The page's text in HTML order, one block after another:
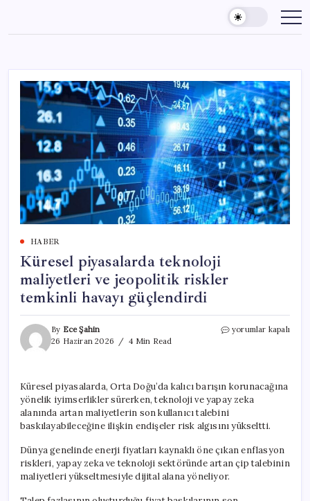
content
HABER
Küresel piyasalarda teknoloji
maliyetleri ve jeopolitik riskler
temkinli havayı güçlendirdi
By Ece Şahin
26 Haziran 2026
4 Min Read
Küresel
jeopolitik
riskler
havayı
için
yorumlar kapalı
Küresel piyasalarda, Orta Doğu’da kalıcı barışın korunacağına
yönelik iyimserlikler sürerken, teknoloji ve yapay zeka
alanında artan maliyetlerin son kullanıcı talebini
baskılayabileceğine ilişkin endişeler risk algısını yükseltti.
Dünya genelinde enerji fiyatları kaynaklı öne çıkan enflasyon
riskleri, yapay zeka ve teknoloji sektöründe artan çip talebinin
maliyetleri yükseltmesiyle dijital alana yöneliyor.